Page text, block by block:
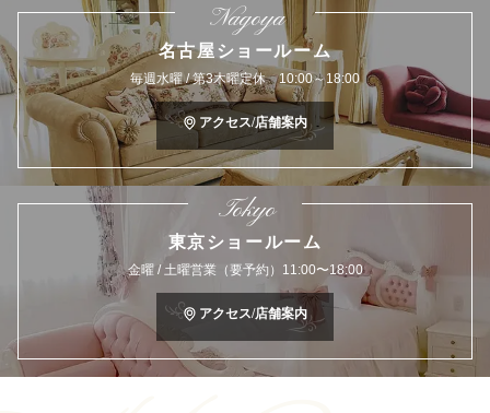
Nagoya
名古屋ショールーム
毎週水曜 / 第3木曜定休 10:00～18:00
アクセス/店舗案内
Tokyo
東京ショールーム
金曜 / 土曜営業（要予約）11:00〜18:00
アクセス/店舗案内